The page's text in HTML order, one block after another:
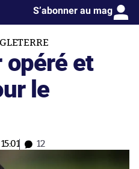
S’abonner au mag
opéré et
le
12